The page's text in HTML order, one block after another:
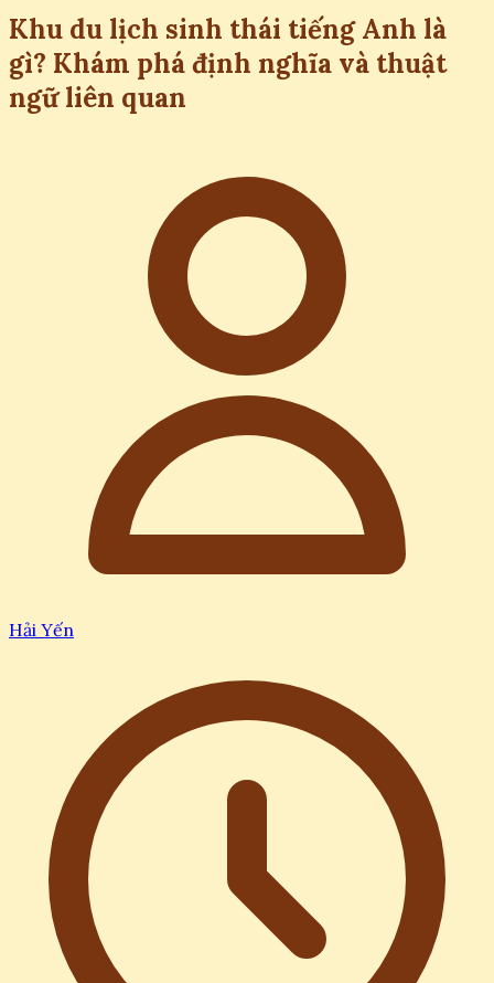
Khu du lịch sinh thái tiếng Anh là
gì? Khám phá định nghĩa và thuật
ngữ liên quan
Hải Yến